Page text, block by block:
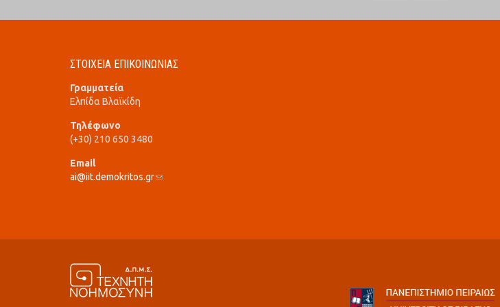
ΣΤΟΙΧΕΙΑ ΕΠΙΚΟΙΝΩΝΙΑΣ
Γραμματεία
Ελπίδα Βλαϊκίδη
Τηλέφωνο
(+30) 210 650 3480
Email
ai@iit.demokritos.gr(link sends e-mail)